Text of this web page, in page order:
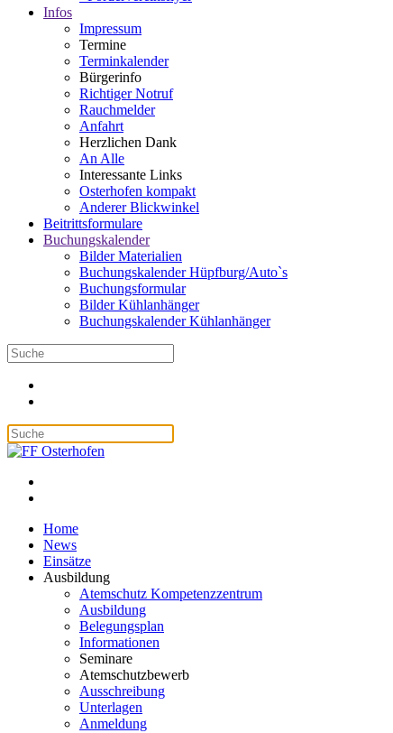
Infos
Impressum
Termine
Terminkalender
Bürgerinfo
Richtiger Notruf
Rauchmelder
Anfahrt
Herzlichen Dank
An Alle
Interessante Links
Osterhofen kompakt
Anderer Blickwinkel
Beitrittsformulare
Buchungskalender
Bilder Materialien
Buchungskalender Hüpfburg/Auto`s
Buchungsformular
Bilder Kühlanhänger
Buchungskalender Kühlanhänger
Home
News
Einsätze
Ausbildung
Atemschutz Kompetenzzentrum
Ausbildung
Belegungsplan
Informationen
Seminare
Atemschutzbewerb
Ausschreibung
Unterlagen
Anmeldung